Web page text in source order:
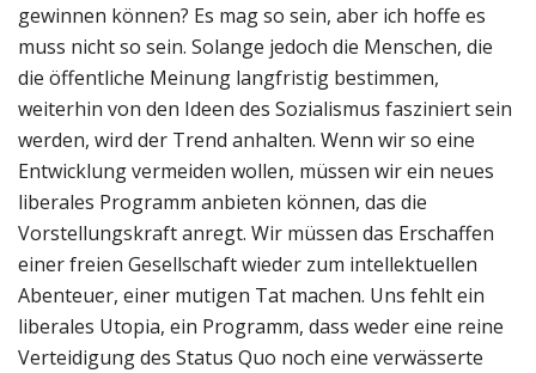
gewinnen können? Es mag so sein, aber ich hoffe es
muss nicht so sein. Solange jedoch die Menschen, die
die öffentliche Meinung langfristig bestimmen,
weiterhin von den Ideen des Sozialismus fasziniert sein
werden, wird der Trend anhalten. Wenn wir so eine
Entwicklung vermeiden wollen, müssen wir ein neues
liberales Programm anbieten können, das die
Vorstellungskraft anregt. Wir müssen das Erschaffen
einer freien Gesellschaft wieder zum intellektuellen
Abenteuer, einer mutigen Tat machen. Uns fehlt ein
liberales Utopia, ein Programm, dass weder eine reine
Verteidigung des Status Quo noch eine verwässerte